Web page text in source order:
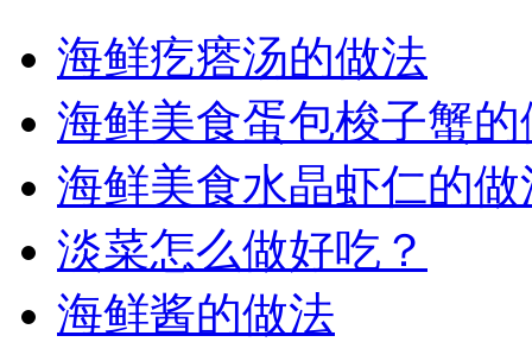
海鲜疙瘩汤的做法
海鲜美食蛋包梭子蟹的
海鲜美食水晶虾仁的做
淡菜怎么做好吃？
海鲜酱的做法